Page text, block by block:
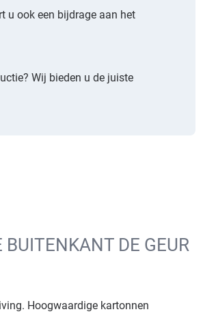
u ook een bijdrage aan het
Wij bieden u de juiste
BUITENKANT DE GEUR
Hoogwaardige kartonnen